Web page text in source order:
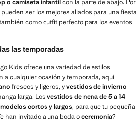
o camiseta infantilcon la parte de abajo. Por
ser los mejores aliados para una fiesta
como outfit perfecto para los eventos
las temporadas
Kids ofrece una variedad de estilos
a cualquier ocasión y temporada, aquí
frescos y ligeros, yvestidos de invierno
larga. Los vestidos de nena de 5 a 14
cortos y largos, para que tu pequeña
han invitado a una boda oceremonia?